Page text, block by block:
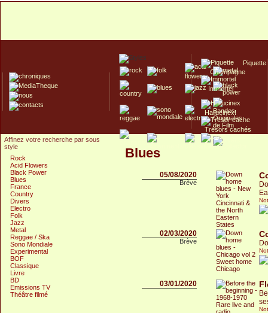
Piquette
Champagne
Immortel
Hallucinex!
Trésors cachés
Culte/Collector
Affinez votre recherche par sous
style
Rock
Acid Flowers
Black Power
Blues
France
Country
Divers
Electro
Folk
Jazz
Metal
Reggae / Ska
Sono Mondiale
Experimental
BOF
Classique
Livre
BD
Emissions TV
Théâtre filmé
Blues
05/08/2020
Brève
02/03/2020
Brève
03/01/2020